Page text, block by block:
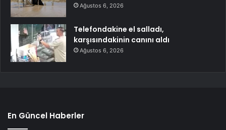
Ağustos 6, 2026
Telefondakine el salladı,
karşısındakinin canını aldı
Ağustos 6, 2026
En Güncel Haberler